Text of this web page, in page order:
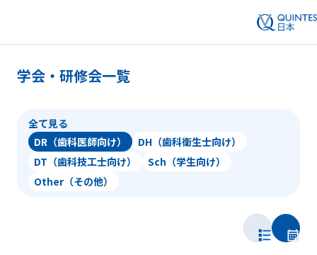
学会・研修会一覧
全て見る
DR（歯科医師向け）
DH（歯科衛生士向け）
DT（歯科技工士向け）
Sch（学生向け）
Other（その他）